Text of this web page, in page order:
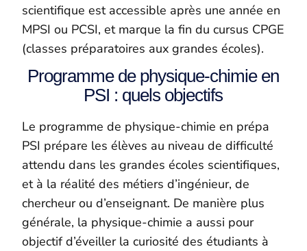
scientifique est accessible après une année en
MPSI ou PCSI, et marque la fin du cursus CPGE
(classes préparatoires aux grandes écoles).
Programme de physique-chimie en
PSI : quels objectifs
Le programme de physique-chimie en prépa
PSI prépare les élèves au niveau de difficulté
attendu dans les grandes écoles scientifiques,
et à la réalité des métiers d’ingénieur, de
chercheur ou d’enseignant. De manière plus
générale, la physique-chimie a aussi pour
objectif d’éveiller la curiosité des étudiants à